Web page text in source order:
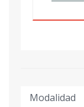
Modalidad